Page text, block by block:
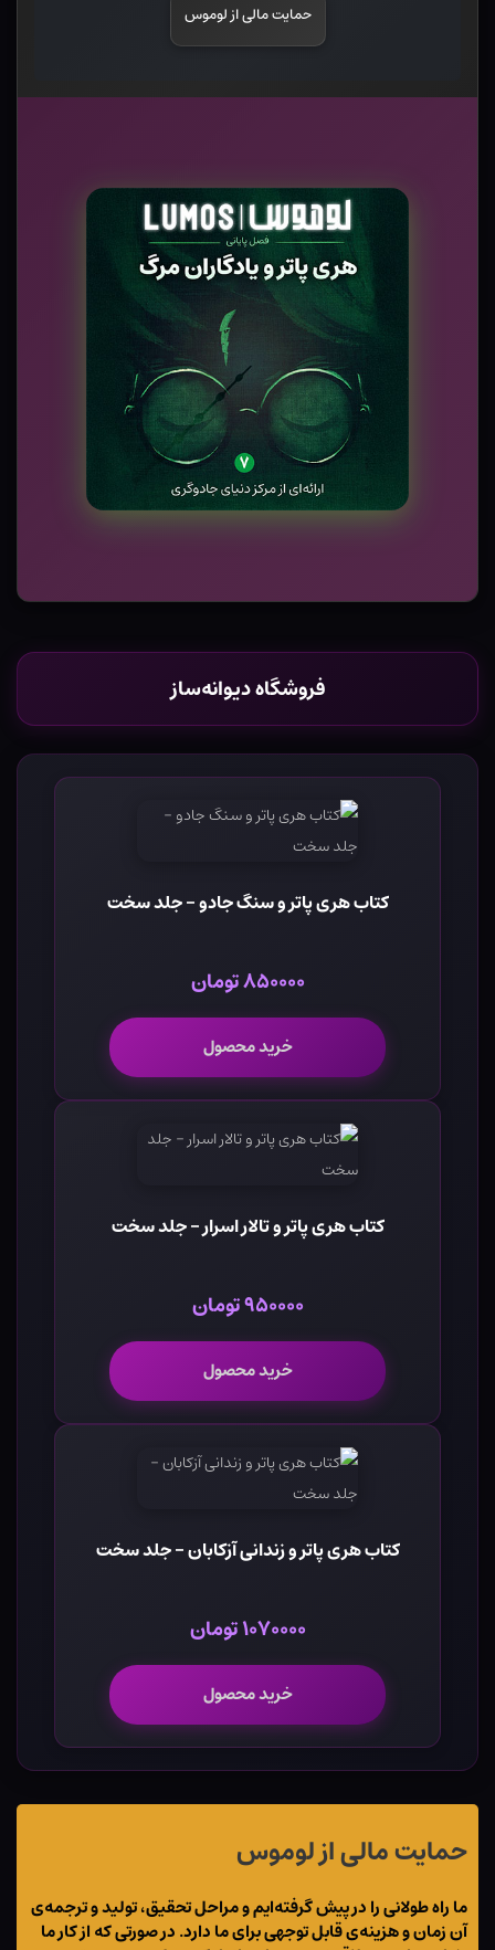
حمایت مالی از لوموس
فروشگاه دیوانه‌ساز
کتاب هری پاتر و سنگ جادو - جلد سخت
۸۵۰۰۰۰ تومان
خرید محصول
کتاب هری پاتر و تالار اسرار - جلد سخت
۹۵۰۰۰۰ تومان
خرید محصول
کتاب هری پاتر و زندانی آزکابان - جلد سخت
۱۰۷۰۰۰۰ تومان
خرید محصول
حمایت مالی از لوموس
ما راه طولانی را در پیش گرفته‌ایم و مراحل تحقیق، تولید و ترجمه‌ی
آن زمان و هزینه‌ی قابل توجهی برای ما دارد. در صورتی که از کار ما